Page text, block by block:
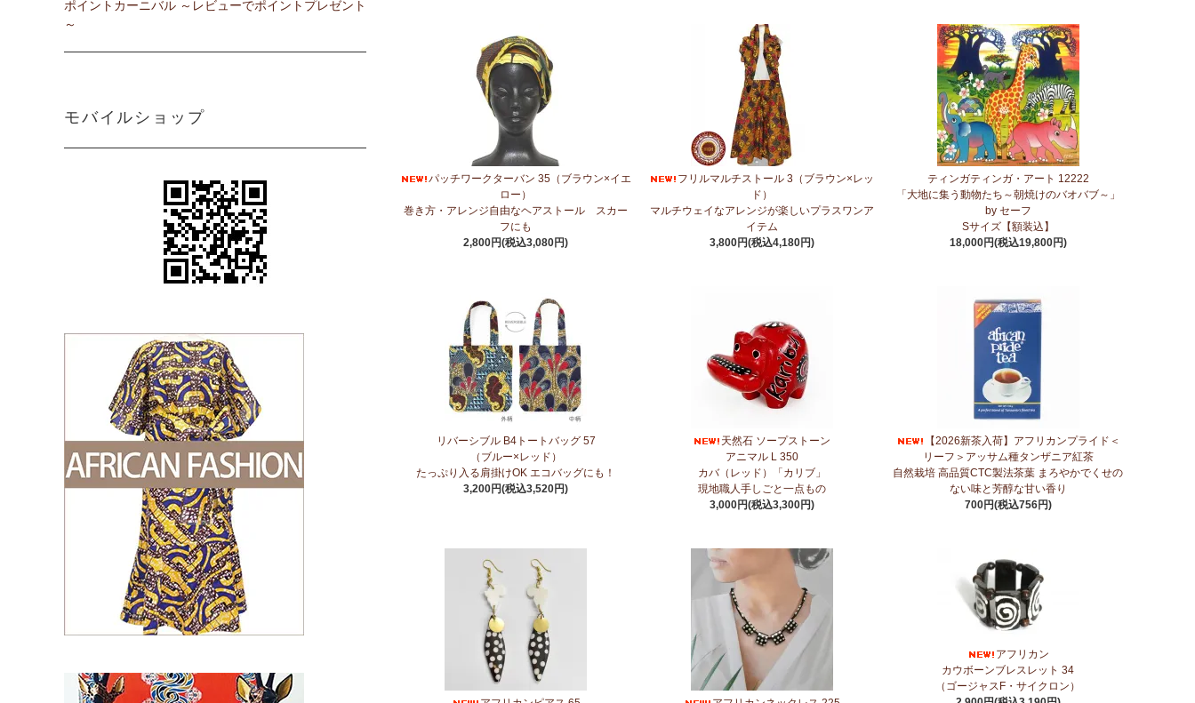
～東アフリカ港町の綿織布
ティンガティンガ・アート～ズベリの作品コーナー
新入荷！
私たちバラカは、ズベリが遺してくださった作品を、これからも大切に紹介してまいります。
【2026新茶入荷】アフリカンプライド～アッサム種タンザニア紅茶～無農薬手摘み茶葉～
大人気！パッチワークターバン～巻き方・アレンジ自由～新入荷！
4/15：ノースリーブワンピース～前後2way仕様～新入荷！ゆったりシルエット
4/15： 【新登場】ティアードフレアパンツ 新入荷！大人気のティアードパンツが、さらに進化してバージョンアップ！
【2026新茶 予約開始】アフリカンプライド～アッサム種タンザニア紅茶～無農薬手摘み茶葉～
キテンゲ◇ハイクオリティ◇2026新柄 タンザニアより新入荷！～アフリカンプリント生地～
サーカスパンツ新入荷！～キテンゲ◇ハイクオリティ◇で仕立てた新作登場！『ニッポンの技×アフリカの色』
新作！ローブカーディガン～長袖ロング丈の羽織りもの～新入荷！～キテンゲ◇ハイクオリティ◇で仕立てた新作登場！『ニッ
ポンの技×アフリカの色』
3/11： リボン付きブラウス アレンジいろいろ9way仕様！新入荷！～キテンゲ◇ハイクオリティ◇で仕立てた新作登場！『ニッポンの
技×アフリカの色』
イレギュラーヘム タックスカート
新入荷！～キテンゲ◇ハイクオリティ◇で仕立てた新作登場！『ニッポンの技×アフリカの
キテンゲ本革 名刺ケース ～キテンゲ◇ハイクオリティ◇で仕立てた新作登場！『ニッポンの技×アフリカの色』
オトナの多機能リュック～キテンゲ本革仕立て
～キテンゲ◇ハイクオリティ◇で仕立てた新作登場！『ニッポンの技×アフリカの
1/23：ティンガティンガ・アート～Sサイズの作品 新入荷！作家名ごとに2つのカテゴリーでご紹介します
→ 作家名 A―L
→ 作家名 M―Z
パッチワークターバン 35（ブラウン×イエ
ロー）
巻き方・アレンジ自由なヘアストール スカー
フにも
2,800円(税込3,080円)
フリルマルチストール 3（ブラウン×レッ
ド）
マルチウェイなアレンジが楽しいプラスワンア
イテム
3,800円(税込4,180円)
ティンガティンガ・アート 12222
「大地に集う動物たち～朝焼けのバオバブ～」
by セーフ
Sサイズ【額装込】
18,000円(税込19,800円)
リバーシブル B4トートバッグ 57
（ブルー×レッド）
たっぷり入る肩掛けOK エコバッグにも！
3,200円(税込3,520円)
天然石 ソープストーン
アニマル L 350
カバ（レッド）「カリブ」
現地職人手しごと一点もの
3,000円(税込3,300円)
【2026新茶入荷】アフリカンプライド＜
リーフ＞アッサム種タンザニア紅茶
自然栽培 高品質CTC製法茶葉 まろやかでくせの
ない味と芳醇な甘い香り
700円(税込756円)
アフリカン
カウボーンブレスレット 34
（ゴージャスF・サイクロン）
ポイントカーニバル ～レビューでポイントプレゼント
～
モバイルショップ